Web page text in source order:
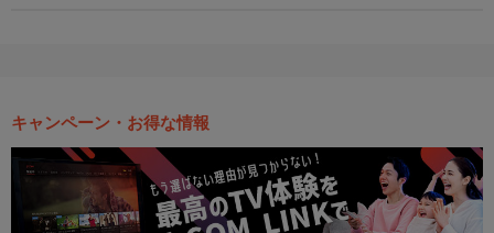
キャンペーン・お得な情報